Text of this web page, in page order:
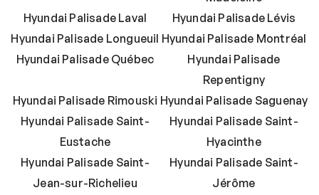
Hyundai Palisade Laval
Hyundai Palisade Lévis
Hyundai Palisade Longueuil Hyundai Palisade Montréal
Hyundai Palisade Québec
Hyundai Palisade
Repentigny
Hyundai Palisade Rimouski Hyundai Palisade Saguenay
Hyundai Palisade Saint-
Eustache
Hyundai Palisade Saint-
Hyacinthe
Hyundai Palisade Saint-
Jean-sur-Richelieu
Hyundai Palisade Saint-
Jérôme